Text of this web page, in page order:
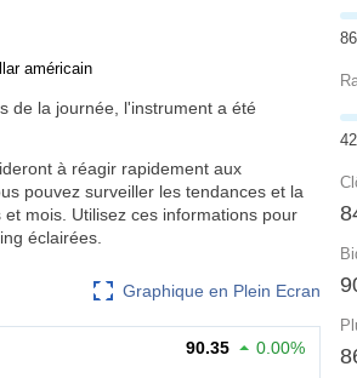
américain
de la journée, l'instrument a été
à réagir rapidement aux
pouvez surveiller les tendances et la
mois. Utilisez ces informations pour
éclairées.
Graphique en Plein Ecran
90.35 0.00%